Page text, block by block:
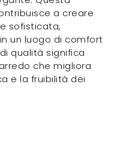
a creare
sofisticata,
un luogo di comfort
qualità significa
che migliora
e la fruibilità dei